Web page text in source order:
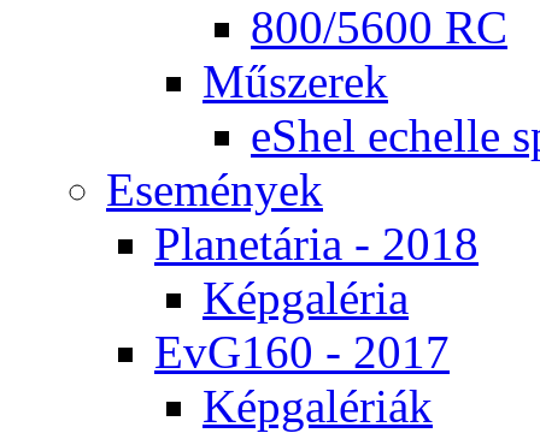
800/5600 RC
Mű­sze­rek
eS­hel echel­le
Ese­mé­nyek
Pla­ne­tá­ria - 2018
Kép­ga­lé­ria
EvG160 - 2017
Kép­ga­lé­ri­ák